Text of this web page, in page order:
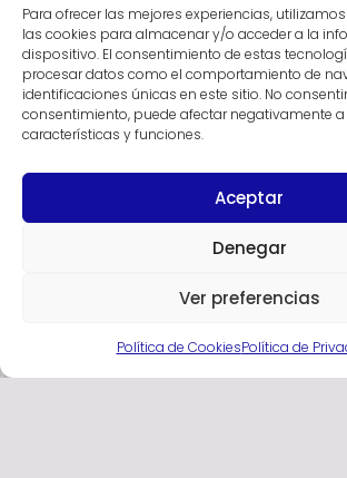
Para ofrecer las mejores experiencias,
las cookies para almacenar y/o acceder a la
dispositivo. El consentimiento de estas
procesar datos como el comportamiento de
identificaciones únicas en este sitio. No
consentimiento, puede afectar negativamente a
características y funciones.
Aceptar
Denegar
Ver preferencias
Política de CookiesPolítica de
Nº de Registro VV-A38/
Calle Los Pescadores, nº 21 – 38588
Arico – Santa Cruz de
Aviso Legal
Política de Privacidad
Política de Cookies
Contacto